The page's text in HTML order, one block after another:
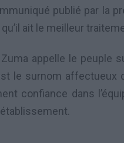
publié par la
qu’il ait le meilleur
appelle le peuple
le surnom affectueux
confiance dans